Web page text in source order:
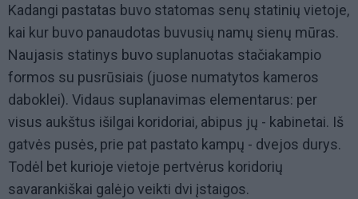
Kadangi pastatas buvo statomas senų statinių vietoje,
kai kur buvo panaudotas buvusių namų sienų mūras.
Naujasis statinys buvo suplanuotas stačiakampio
formos su pusrūsiais (juose numatytos kameros
daboklei). Vidaus suplanavimas elementarus: per
visus aukštus išilgai koridoriai, abipus jų - kabinetai. Iš
gatvės pusės, prie pat pastato kampų - dvejos durys.
Todėl bet kurioje vietoje pertvėrus koridorių
savarankiškai galėjo veikti dvi įstaigos.